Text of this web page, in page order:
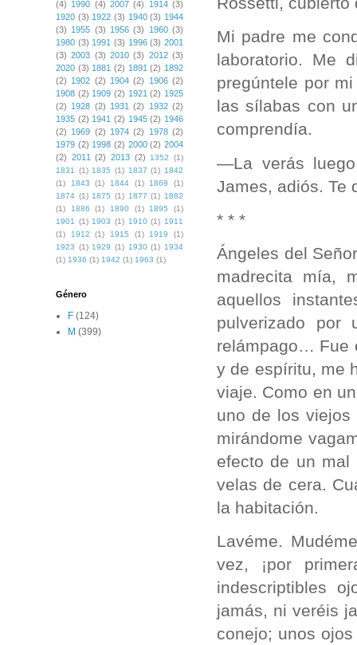
Mi padre me
laboratorio. Me
pregúntele por
las sílabas con
comprendía.
—La verás
James, adiós. Te
* * *
Ángeles del
madrecita mía,
aquellos
pulverizado
relámpago… Fue
y de espíritu, me
viaje. Como en
uno de los viejos
mirándome
efecto de un mal
velas de cera.
la habitación.
Lavéme.
vez, ¡por
indescriptibles
jamás, ni veréis
conejo; unos
(4) 1990 (4) 2007 (4) 1914 (3)
1920 (3) 1922 (3) 1940 (3) 1944
(3) 1955 (3) 1956 (3) 1960 (3)
1980 (3) 1991 (3) 1996 (3) 2001
(3) 2003 (3) 2010 (3) 2012 (3)
2020 (3) 1881 (2) 1891 (2) 1892
(2) 1902 (2) 1904 (2) 1906 (2)
1908 (2) 1909 (2) 1921 (2) 1925
(2) 1928 (2) 1931 (2) 1932 (2)
1935 (2) 1941 (2) 1945 (2) 1946
(2) 1969 (2) 1974 (2) 1978 (2)
1979 (2) 1998 (2) 2000 (2) 2004
(2) 2011 (2) 2013 (2) 1352
(1)
1831 (1) 1835 (1) 1837 (1) 1842
(1)
1843 (1) 1844 (1) 1869
(1)
1874 (1) 1875 (1) 1877 (1) 1882
(1)
1886 (1) 1890 (1) 1895
(1)
1901 (1) 1903 (1) 1910 (1) 1911
(1)
1912 (1) 1915 (1) 1919
(1)
1923 (1) 1929 (1) 1930 (1) 1934
(1) 1936 (1) 1942 (1) 1963 (1)
Género
F (124)
M (399)